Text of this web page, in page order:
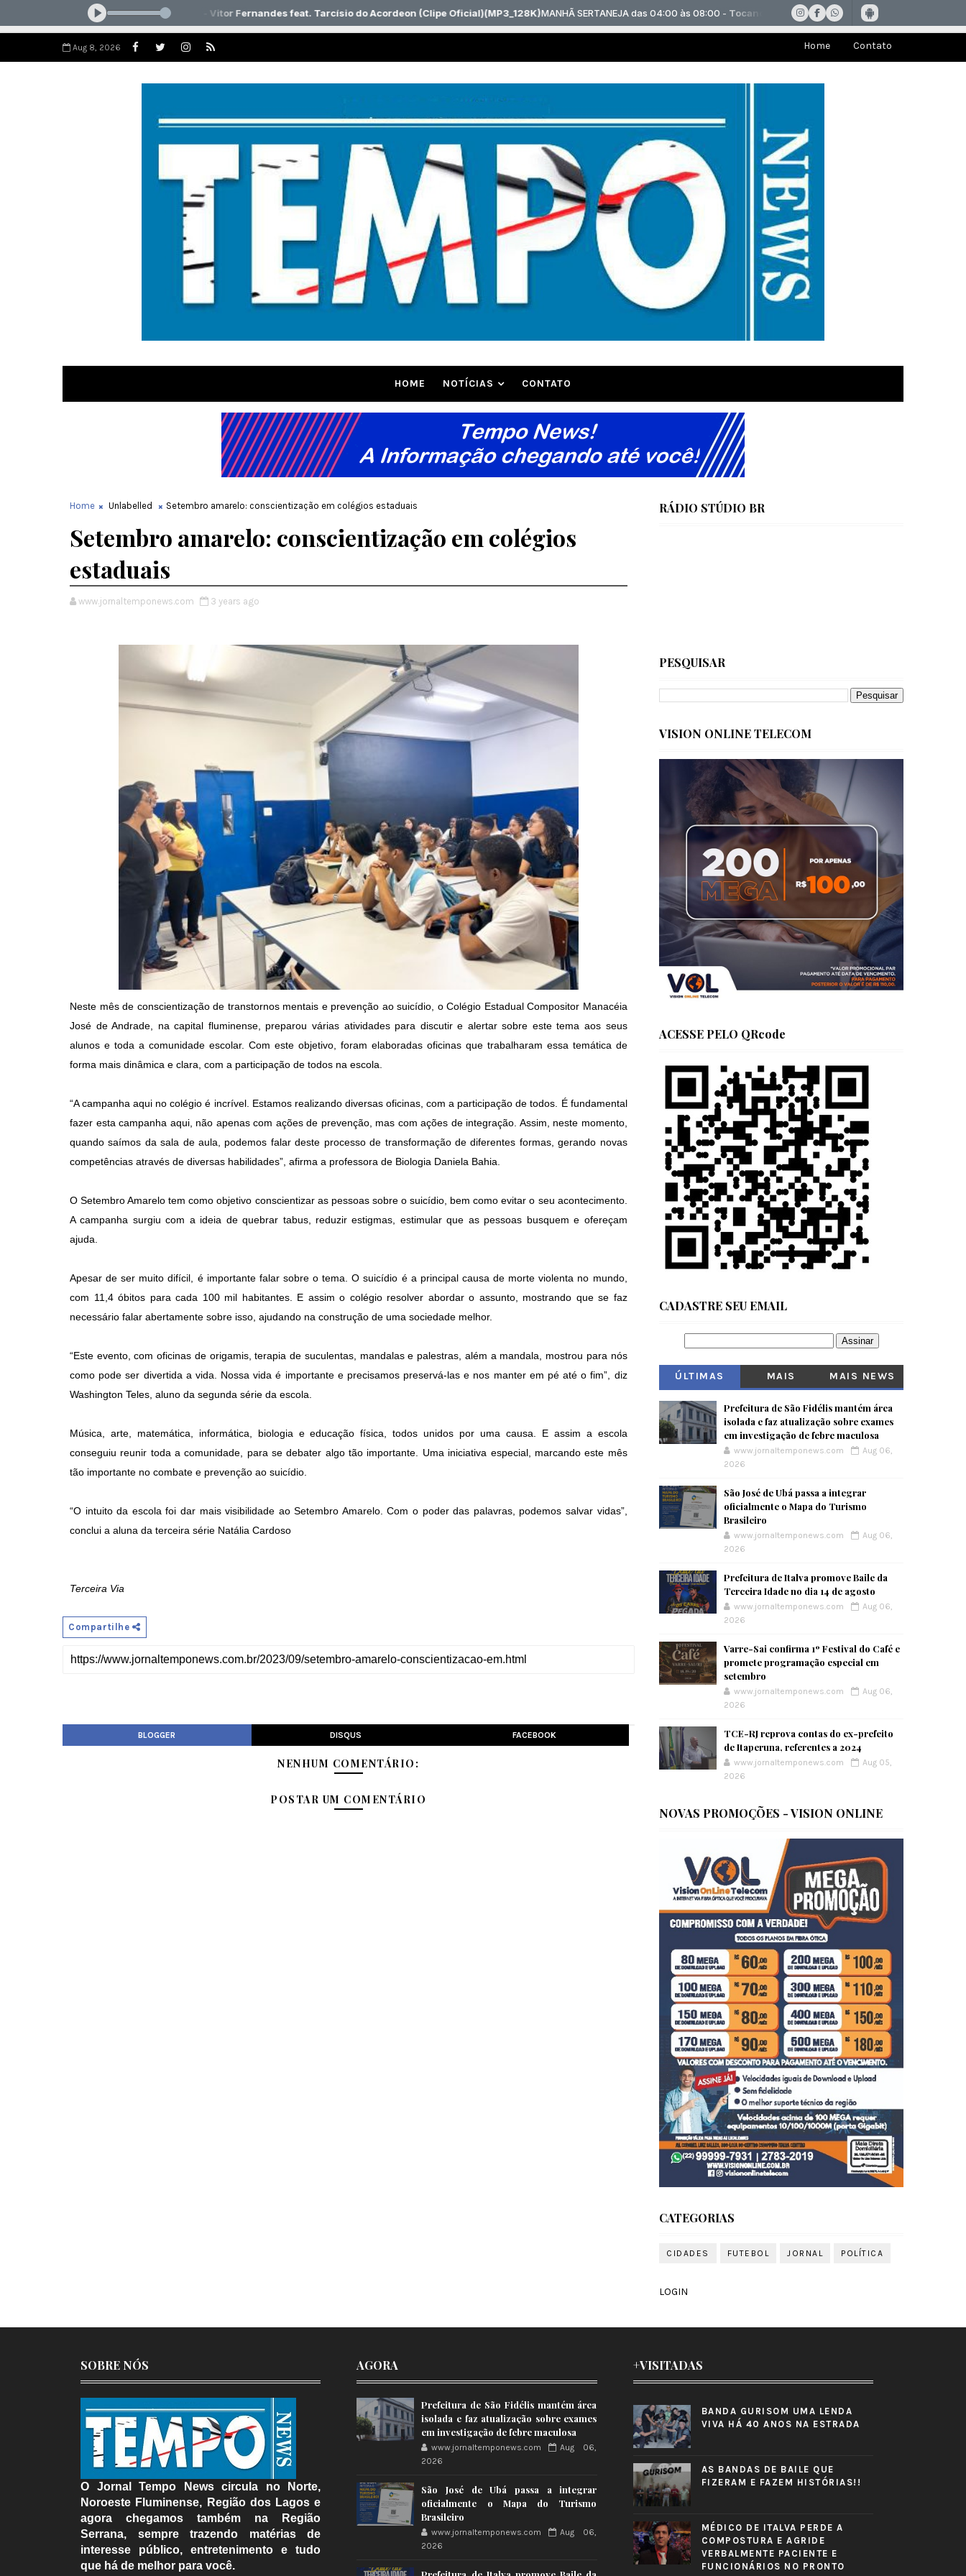
Aug 8, 2026 Home Contato
HOME NOTÍCIAS CONTATO
Home Unlabelled Setembro amarelo: conscientização em colégios estaduais
Setembro amarelo: conscientização em colégios
estaduais
www.jornaltemponews.com 3 years ago
Neste mês de conscientização de transtornos mentais e prevenção ao suicídio, o Colégio Estadual Compositor Manacéia
José de Andrade, na capital fluminense, preparou várias atividades para discutir e alertar sobre este tema aos seus
alunos e toda a comunidade escolar. Com este objetivo, foram elaboradas oficinas que trabalharam essa temática de
forma mais dinâmica e clara, com a participação de todos na escola.
“A campanha aqui no colégio é incrível. Estamos realizando diversas oficinas, com a participação de todos. É fundamental
fazer esta campanha aqui, não apenas com ações de prevenção, mas com ações de integração. Assim, neste momento,
quando saímos da sala de aula, podemos falar deste processo de transformação de diferentes formas, gerando novas
competências através de diversas habilidades”, afirma a professora de Biologia Daniela Bahia.
O Setembro Amarelo tem como objetivo conscientizar as pessoas sobre o suicídio, bem como evitar o seu acontecimento.
A campanha surgiu com a ideia de quebrar tabus, reduzir estigmas, estimular que as pessoas busquem e ofereçam
ajuda.
Apesar de ser muito difícil, é importante falar sobre o tema. O suicídio é a principal causa de morte violenta no mundo,
com 11,4 óbitos para cada 100 mil habitantes. E assim o colégio resolver abordar o assunto, mostrando que se faz
necessário falar abertamente sobre isso, ajudando na construção de uma sociedade melhor.
“Este evento, com oficinas de origamis, terapia de suculentas, mandalas e palestras, além a mandala, mostrou para nós
como pode ser divertida a vida. Nossa vida é importante e precisamos preservá-las e nos manter em pé até o fim”, diz
Washington Teles, aluno da segunda série da escola.
Música, arte, matemática, informática, biologia e educação física, todos unidos por uma causa. E assim a escola
conseguiu reunir toda a comunidade, para se debater algo tão importante. Uma iniciativa especial, marcando este mês
tão importante no combate e prevenção ao suicídio.
“O intuito da escola foi dar mais visibilidade ao Setembro Amarelo. Com o poder das palavras, podemos salvar vidas”,
conclui a aluna da terceira série Natália Cardoso
Terceira Via
Compartilhe
BLOGGER DISQUS FACEBOOK
NENHUM COMENTÁRIO:
POSTAR UM COMENTÁRIO
RÁDIO STÚDIO BR
PESQUISAR
VISION ONLINE TELECOM
ACESSE PELO QRcode
CADASTRE SEU EMAIL
ÚLTIMAS
MAIS
MAIS NEWS
Prefeitura de São Fidélis mantém área
isolada e faz atualização sobre exames
em investigação de febre maculosa
www.jornaltemponews.com
Aug 06,
2026
São José de Ubá passa a integrar
oficialmente o Mapa do Turismo
Brasileiro
www.jornaltemponews.com
Aug 06,
2026
Prefeitura de Italva promove Baile da
Terceira Idade no dia 14 de agosto
www.jornaltemponews.com
Aug 06,
2026
Varre-Sai confirma 1º Festival do Café e
promete programação especial em
setembro
www.jornaltemponews.com
Aug 06,
2026
TCE-RJ reprova contas do ex-prefeito
de Itaperuna, referentes a 2024
www.jornaltemponews.com
Aug 05,
2026
NOVAS PROMOÇÕES - VISION ONLINE
CATEGORIAS
CIDADES FUTEBOL JORNAL POLÍTICA
LOGIN
SOBRE NÓS
O Jornal Tempo News circula no Norte,
Noroeste Fluminense, Região dos Lagos e
agora chegamos também na Região
Serrana, sempre trazendo matérias de
interesse público, entretenimento e tudo
que há de melhor para você.
AGORA
Prefeitura de São Fidélis mantém área
isolada e faz atualização sobre exames
em investigação de febre maculosa
www.jornaltemponews.com
Aug 06,
2026
São José de Ubá passa a integrar
oficialmente o Mapa do Turismo
Brasileiro
www.jornaltemponews.com
Aug 06,
2026
+VISITADAS
BANDA GURISOM UMA LENDA
VIVA HÁ 40 ANOS NA ESTRADA
AS BANDAS DE BAILE QUE
FIZERAM E FAZEM HISTÓRIAS!!
MÉDICO DE ITALVA PERDE A
COMPOSTURA E AGRIDE
VERBALMENTE PACIENTE E
FUNCIONÁRIOS NO PRONTO